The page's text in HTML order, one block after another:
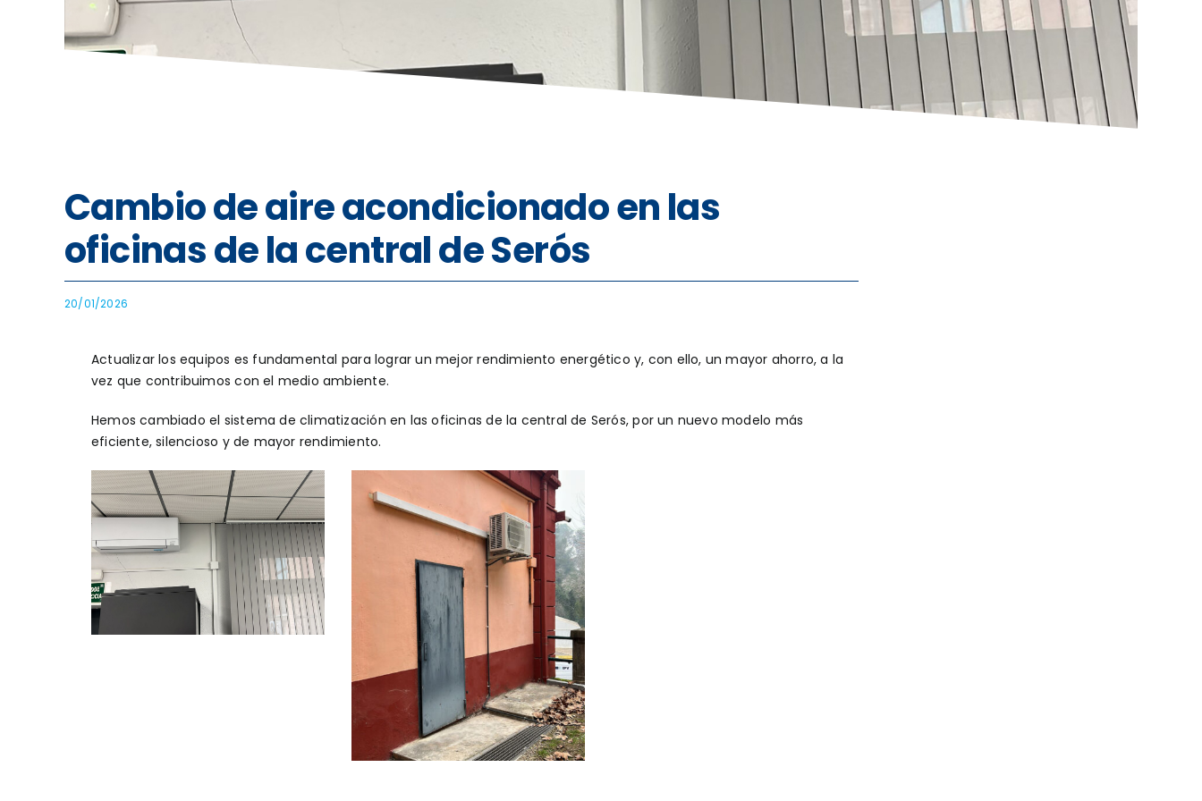
Cambio de aire acondicionado en las
oficinas de la central de Serós
20/01/2026
Actualizar los equipos es fundamental para lograr un mejor rendimiento energético y, con ello, un mayor ahorro, a la
vez que contribuimos con el medio ambiente.
Hemos cambiado el sistema de climatización en las oficinas de la central de Serós, por un nuevo modelo más
eficiente, silencioso y de mayor rendimiento.